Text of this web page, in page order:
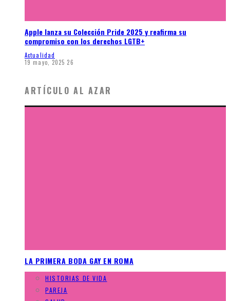
Apple lanza su Colección Pride 2025 y reafirma su
compromiso con los derechos LGTB+
Actualidad
19 mayo, 2025 26
ARTÍCULO AL AZAR
LA PRIMERA BODA GAY EN ROMA
HISTORIAS DE VIDA
PAREJA